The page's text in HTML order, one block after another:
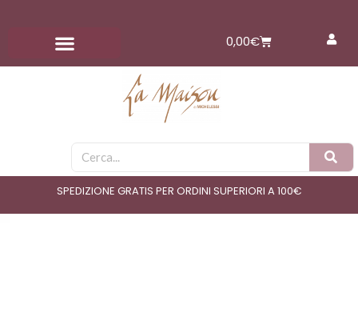
contenuto
0,00€Carrello
Cerca
SPEDIZIONE GRATIS PER ORDINI SUPERIORI A 100€